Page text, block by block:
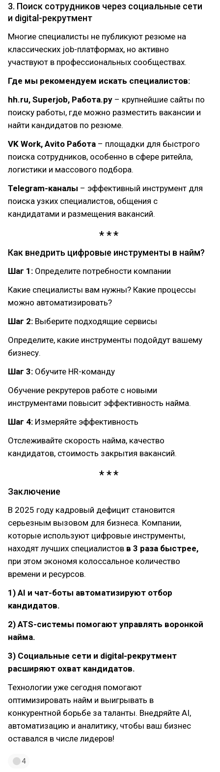
3. Поиск сотрудников через социальные сети
и digital-рекрутмент
Многие специалисты не публикуют резюме на
классических job-платформах, но активно
участвуют в профессиональных сообществах.
Где мы рекомендуем искать специалистов:
hh.ru, Superjob, Работа.ру – крупнейшие сайты по
поиску работы, где можно разместить вакансии и
найти кандидатов по резюме.
VK Work, Avito Работа – площадки для быстрого
поиска сотрудников, особенно в сфере ритейла,
логистики и массового подбора.
Telegram-каналы – эффективный инструмент для
поиска узких специалистов, общения с
кандидатами и размещения вакансий.
Как внедрить цифровые инструменты в найм?
Шаг 1: Определите потребности компании
Какие специалисты вам нужны? Какие процессы
можно автоматизировать?
Шаг 2: Выберите подходящие сервисы
Определите, какие инструменты подойдут вашему
бизнесу.
Шаг 3: Обучите HR-команду
Обучение рекрутеров работе с новыми
инструментами повысит эффективность найма.
Шаг 4: Измеряйте эффективность
Отслеживайте скорость найма, качество
кандидатов, стоимость закрытия вакансий.
Заключение
В 2025 году кадровый дефицит становится
серьезным вызовом для бизнеса. Компании,
которые используют цифровые инструменты,
находят лучших специалистов в 3 раза быстрее,
при этом экономя колоссальное количество
времени и ресурсов.
1) AI и чат-боты автоматизируют отбор
кандидатов.
2) ATS-системы помогают управлять воронкой
найма.
3) Социальные сети и digital-рекрутмент
расширяют охват кандидатов.
Технологии уже сегодня помогают
оптимизировать найм и выигрывать в
конкурентной борьбе за таланты. Внедряйте AI,
автоматизацию и аналитику, чтобы ваш бизнес
оставался в числе лидеров!
4